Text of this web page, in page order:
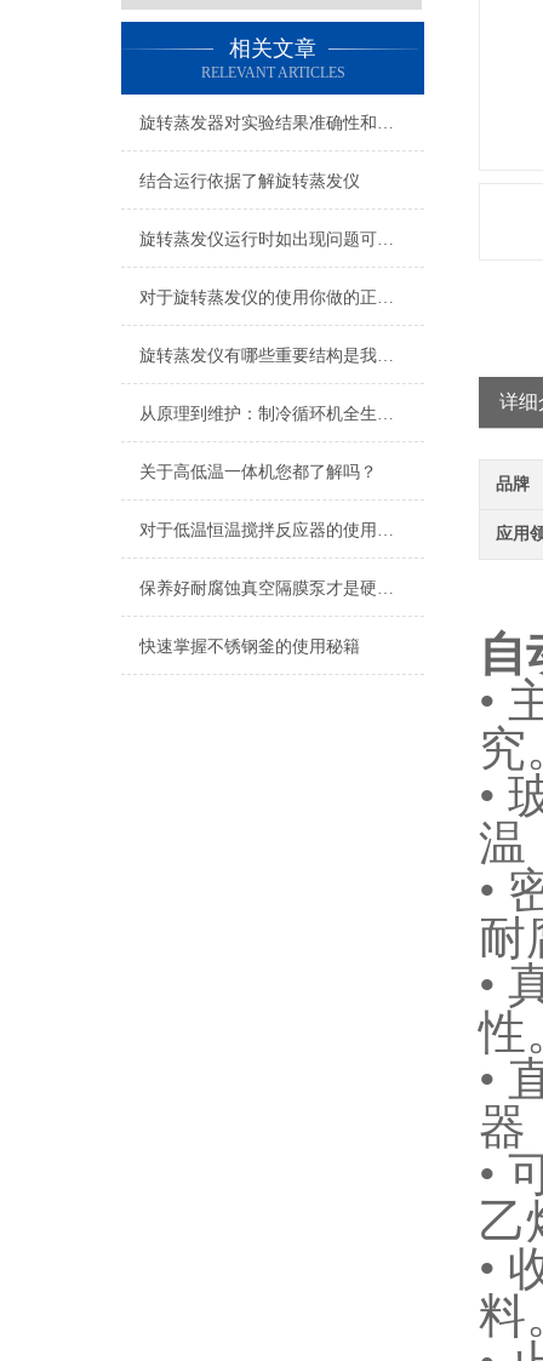
相关文章
RELEVANT ARTICLES
旋转蒸发器对实验结果准确性和稳定性的影响研究
结合运行依据了解旋转蒸发仪
旋转蒸发仪运行时如出现问题可这样解决
对于旋转蒸发仪的使用你做的正确吗？看这里！
旋转蒸发仪有哪些重要结构是我们必须要了解的？
从原理到维护：制冷循环机全生命周期管理实践
关于高低温一体机您都了解吗？
对于低温恒温搅拌反应器的使用你做的正确吗？看这里！
保养好耐腐蚀真空隔膜泵才是硬道理！
快速掌握不锈钢釜的使用秘籍
详细
品牌
应用
自
•
究
•
温
•
耐
•
性
•
器
•
乙
•
料